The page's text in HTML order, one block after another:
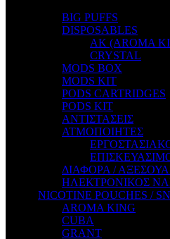
OPMH PROJECT
S-ELF JUICE
SADBOY
SCANDAL
SECRET
STEAM CITY
STEAM TRAIN
STEAMPUNK
TALES
TATTOO
THE
THE
TIKI MAHU
TWIST
VAPE NOVA
VGOD
WILD ZOO
YETI
BIG PUFFS
DISPOSABLES
AK (AROMA
CRYSTAL
MODS BOX
MODS KIT
PODS CARTRIDGES
PODS KIT
ΑΝΤΙΣΤΑΣΕΙΣ
ΑΤΜΟΠΟΙΗΤΕΣ
ΔΙΑΦΟΡΑ /
ΗΛΕΚΤΡΟΝΙΚΟΣ
NICOTINE POUCHES /
AROMA KING
CUBA
GRANT